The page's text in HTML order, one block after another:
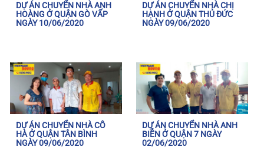
DỰ ÁN CHUYỂN NHÀ ANH
HOÀNG Ở QUẬN GÒ VẤP
NGÀY 10/06/2020
DỰ ÁN CHUYỂN NHÀ CHỊ
HẠNH Ở QUẬN THỦ ĐỨC
NGÀY 09/06/2020
DỰ ÁN CHUYỂN NHÀ CÔ
HÀ Ở QUẬN TÂN BÌNH
NGÀY 09/06/2020
DỰ ÁN CHUYỂN NHÀ ANH
BIỄN Ở QUẬN 7 NGÀY
02/06/2020